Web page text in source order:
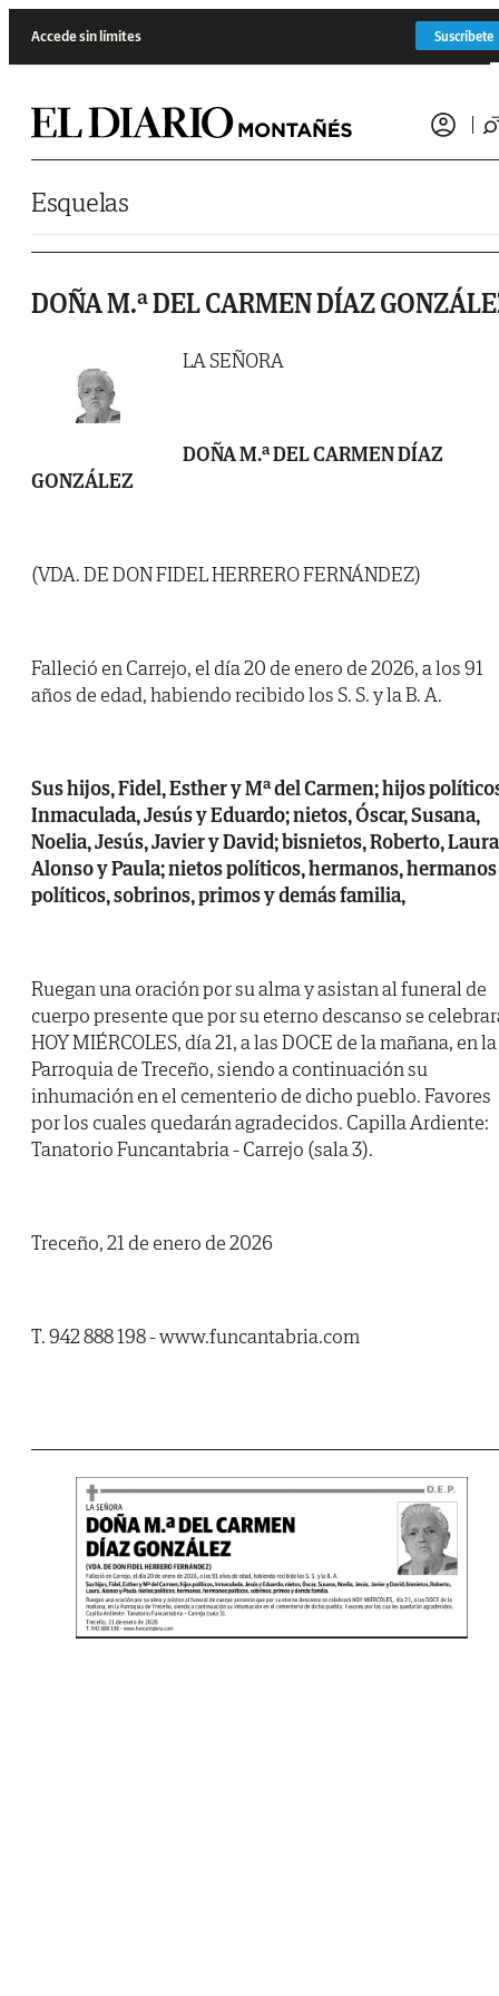
Accede sin límites Suscríbete
Esquelas
DOÑA M.ª DEL CARMEN DÍAZ
LA SEÑORA
DOÑA M.ª DEL CARMEN DÍAZ
GONZÁLEZ
(VDA. DE DON FIDEL HERRERO FERNÁNDEZ)
Falleció en Carrejo, el día 20 de enero de 2026, a los 91
años de edad, habiendo recibido los S. S. y la B. A.
Sus hijos, Fidel, Esther y Mª del Carmen; hijos
Inmaculada, Jesús y Eduardo; nietos, Óscar, Susana,
Noelia, Jesús, Javier y David; bisnietos, Roberto,
Alonso y Paula; nietos políticos, hermanos, hermanos
políticos, sobrinos, primos y demás familia,
Ruegan una oración por su alma y asistan al funeral de
cuerpo presente que por su eterno descanso se
HOY MIÉRCOLES, día 21, a las DOCE de la mañana, en la
Parroquia de Treceño, siendo a continuación su
inhumación en el cementerio de dicho pueblo. Favores
por los cuales quedarán agradecidos. Capilla Ardiente:
Tanatorio Funcantabria - Carrejo (sala 3).
Treceño, 21 de enero de 2026
T. 942 888 198 - www.funcantabria.com